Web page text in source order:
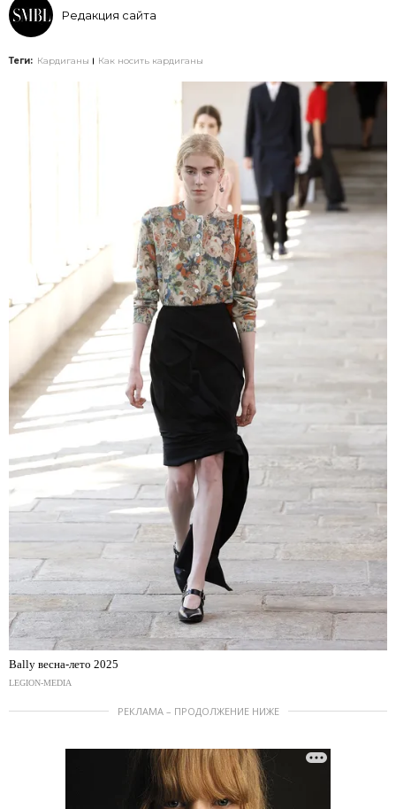
Редакция сайта
Теги: Кардиганы Как носить кардиганы
Bally весна-лето 2025
LEGION-MEDIA
РЕКЛАМА – ПРОДОЛЖЕНИЕ НИЖЕ